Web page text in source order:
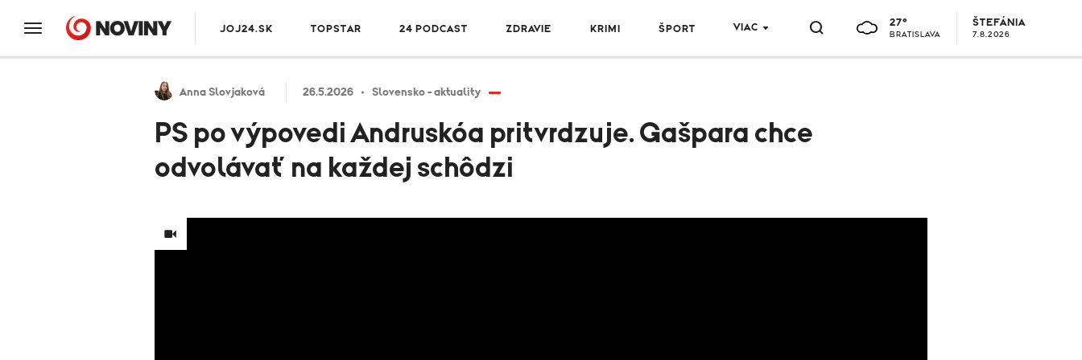
JOJ24.SK TOPSTAR 24 PODCAST ZDRAVIE KRIMI ŠPORT VIAC 27°
BRATISLAVA
ŠTEFÁNIA
7.8.2026
Anna Slovjaková 26.5.2026 Slovensko - aktuality
PS po výpovedi Andruskóa pritvrdzuje. Gašpara chce
odvolávať na každej schôdzi